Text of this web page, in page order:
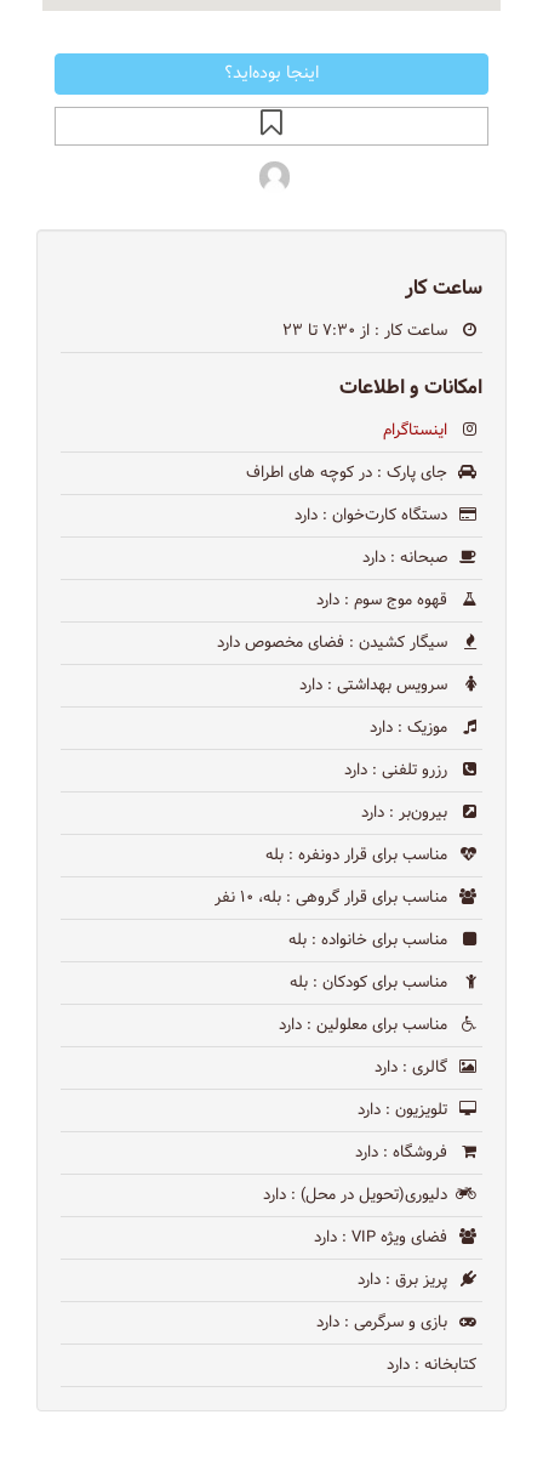
اینجا بوده‌اید؟
ساعت کار
ساعت کار : از ۷:۳۰ تا ۲۳
امکانات و اطلاعات
اینستاگرام
جای پارک : در كوچه هاى اطراف
دستگاه کارت‌خوان : دارد
صبحانه : دارد
قهوه موج سوم : دارد
سیگار کشیدن : فضای مخصوص دارد
سرویس بهداشتی : دارد
موزیک : دارد
رزرو تلفنی : دارد
بیرون‌بر : دارد
مناسب برای قرار دونفره : بله
مناسب برای قرار گروهی : بله، ۱۰ نفر
مناسب برای خانواده : بله
مناسب برای کودکان : بله
مناسب برای معلولین : دارد
گالری : دارد
تلویزیون : دارد
فروشگاه : دارد
دلیوری(تحویل در محل) : دارد
فضای ویژه VIP
: دارد
پریز برق : دارد
بازی و سرگرمی : دارد
کتابخانه : دارد